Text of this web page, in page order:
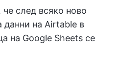
че след всяко ново
данни на Airtable в
на Google Sheets се